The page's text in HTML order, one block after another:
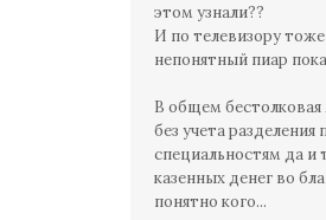
этом узнали??
И по телевизору тоже
непонятный пиар
В общем
без учета разделения
специальностям да и
казенных денег во
понятно кого...